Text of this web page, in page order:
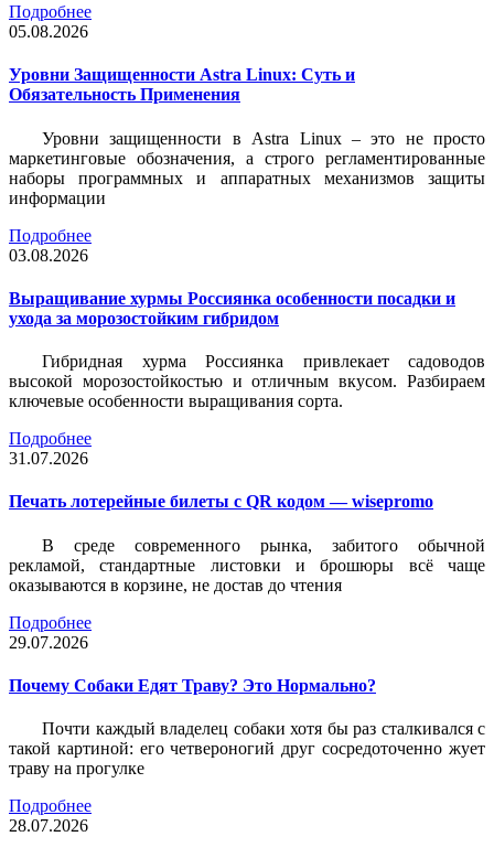
Подробнее
05.08.2026
Уровни Защищенности Astra Linux: Суть и
Обязательность Применения
Уровни защищенности в Astra Linux – это не просто
маркетинговые обозначения, а строго регламентированные
наборы программных и аппаратных механизмов защиты
информации
Подробнее
03.08.2026
Выращивание хурмы Россиянка особенности посадки и
ухода за морозостойким гибридом
Гибридная хурма Россиянка привлекает садоводов
высокой морозостойкостью и отличным вкусом. Разбираем
ключевые особенности выращивания сорта.
Подробнее
31.07.2026
Печать лотерейные билеты c QR кодом — wisepromo
В среде современного рынка, забитого обычной
рекламой, стандартные листовки и брошюры всё чаще
оказываются в корзине, не достав до чтения
Подробнее
29.07.2026
Почему Собаки Едят Траву? Это Нормально?
Почти каждый владелец собаки хотя бы раз сталкивался с
такой картиной: его четвероногий друг сосредоточенно жует
траву на прогулке
Подробнее
28.07.2026